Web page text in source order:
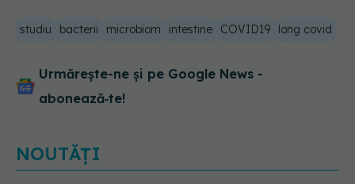
studiu bacterii microbiom intestine COVID19 long covid
Urmărește-ne și pe Google News -
abonează‑te!
NOUTĂȚI